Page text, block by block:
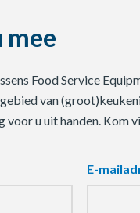
mee
Food Service
van
voor u uit handen.
E-